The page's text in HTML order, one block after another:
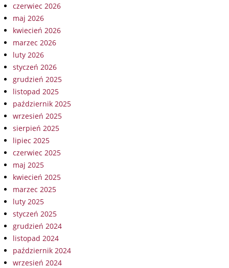
czerwiec 2026
maj 2026
kwiecień 2026
marzec 2026
luty 2026
styczeń 2026
grudzień 2025
listopad 2025
październik 2025
wrzesień 2025
sierpień 2025
lipiec 2025
czerwiec 2025
maj 2025
kwiecień 2025
marzec 2025
luty 2025
styczeń 2025
grudzień 2024
listopad 2024
październik 2024
wrzesień 2024